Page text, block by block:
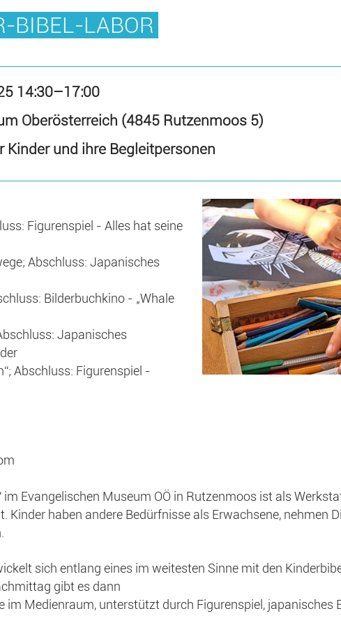
BIBEL-LABOR
14:30–17:00
Oberösterreich (4845 Rutzenmoos 5)
und ihre Begleitpersonen
Figurenspiel - Alles hat seine
Abschluss: Japanisches
Bilderbuchkino - „Whale
Japanisches
Abschluss: Figurenspiel -
im Evangelischen Museum OÖ in Rutzenmoos ist als
Kinder haben andere Bedürfnisse als Erwachsene, nehmen
sich entlang eines im weitesten Sinne mit den
gibt es dann
im Medienraum, unterstützt durch Figurenspiel, japanisches